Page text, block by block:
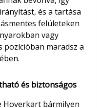
és a tartása
felületeken
vagy
maradsz a
és biztonságos
Hoverkart bármilyen